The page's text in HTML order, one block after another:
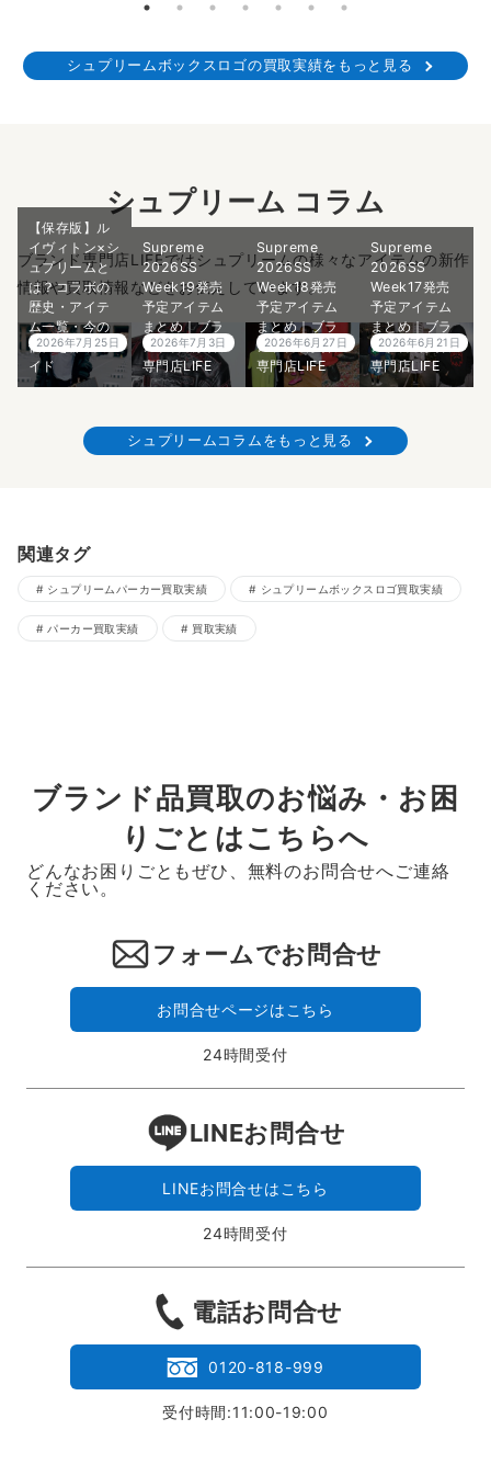
シュプリームボックスロゴの買取実績をもっと見る
シュプリーム コラム
ブランド専門店LIFEではシュプリームの様々なアイテムの新作
情報や買取情報などをお伝えしています。
【保存版】ル
イヴィトン×シ
ュプリームと
は？コラボの
歴史・アイテ
ム一覧・今の
価値を徹底ガ
イド
2026年7月25日
Supreme
2026SS
Week19発売
予定アイテム
まとめ｜ブラ
ンド古着買取
専門店LIFE
2026年7月3日
Supreme
2026SS
Week18発売
予定アイテム
まとめ｜ブラ
ンド古着買取
専門店LIFE
2026年6月27日
Supreme
2026SS
Week17発売
予定アイテム
まとめ｜ブラ
ンド古着買取
専門店LIFE
2026年6月21日
シュプリームコラムをもっと見る
関連タグ
シュプリームパーカー買取実績 シュプリームボックスロゴ買取実績
パーカー買取実績 買取実績
ブランド品買取のお悩み・お困
りごとはこちらへ
どんなお困りごともぜひ、無料のお問合せへご連絡
ください。
フォームでお問合せ
お問合せページはこちら
24時間受付
LINEお問合せ
LINEお問合せはこちら
24時間受付
電話お問合せ
0120-818-999
受付時間:11:00-19:00